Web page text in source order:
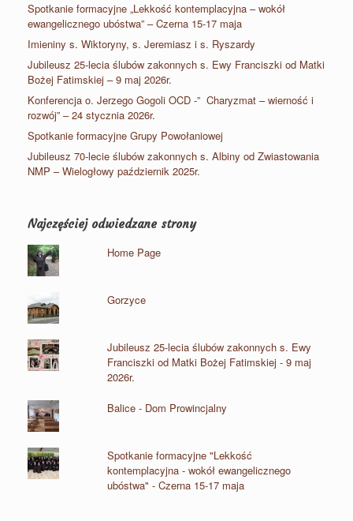
Spotkanie formacyjne „Lekkość kontemplacyjna – wokół
ewangelicznego ubóstwa” – Czerna 15-17 maja
Imieniny s. Wiktoryny, s. Jeremiasz i s. Ryszardy
Jubileusz 25-lecia ślubów zakonnych s. Ewy Franciszki od Matki
Bożej Fatimskiej – 9 maj 2026r.
Konferencja o. Jerzego Gogoli OCD -” Charyzmat – wierność i
rozwój” – 24 stycznia 2026r.
Spotkanie formacyjne Grupy Powołaniowej
Jubileusz 70-lecie ślubów zakonnych s. Albiny od Zwiastowania
NMP – Wielogłowy październik 2025r.
Najczęściej odwiedzane strony
Home Page
Gorzyce
Jubileusz 25-lecia ślubów zakonnych s. Ewy
Franciszki od Matki Bożej Fatimskiej - 9 maj
2026r.
Balice - Dom Prowincjalny
Spotkanie formacyjne "Lekkość
kontemplacyjna - wokół ewangelicznego
ubóstwa" - Czerna 15-17 maja